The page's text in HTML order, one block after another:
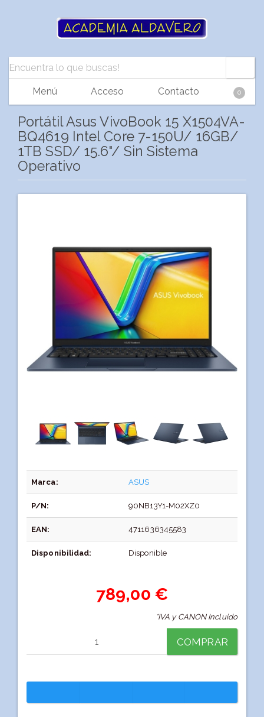
Menú Acceso Contacto 0
Portátil Asus VivoBook 15 X1504VA-
BQ4619 Intel Core 7-150U/ 16GB/
1TB SSD/ 15.6"/ Sin Sistema
Operativo
Marca: ASUS
P/N: 90NB13Y1-M02XZ0
EAN: 4711636345583
Disponibilidad: Disponible
789,00 €
*IVA y CANON Incluido
COMPRAR